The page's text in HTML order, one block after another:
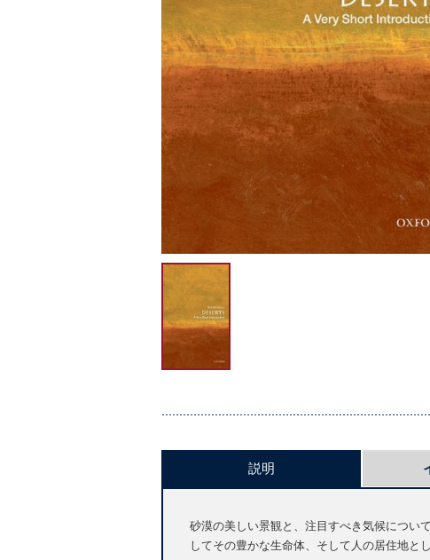
説明
砂漠の美しい景観と、注目すべき気候につい
してその豊かな生命体、そして人の居住地と